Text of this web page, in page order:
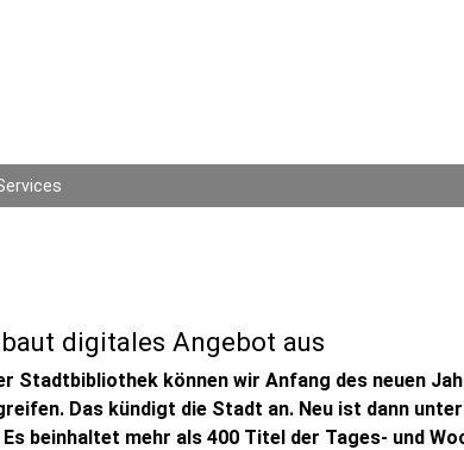
digitales Angebot aus
Stadtbibliothek können wir Anfang des neuen
Das kündigt die Stadt an. Neu ist dann
beinhaltet mehr als 400 Titel der Tages- und